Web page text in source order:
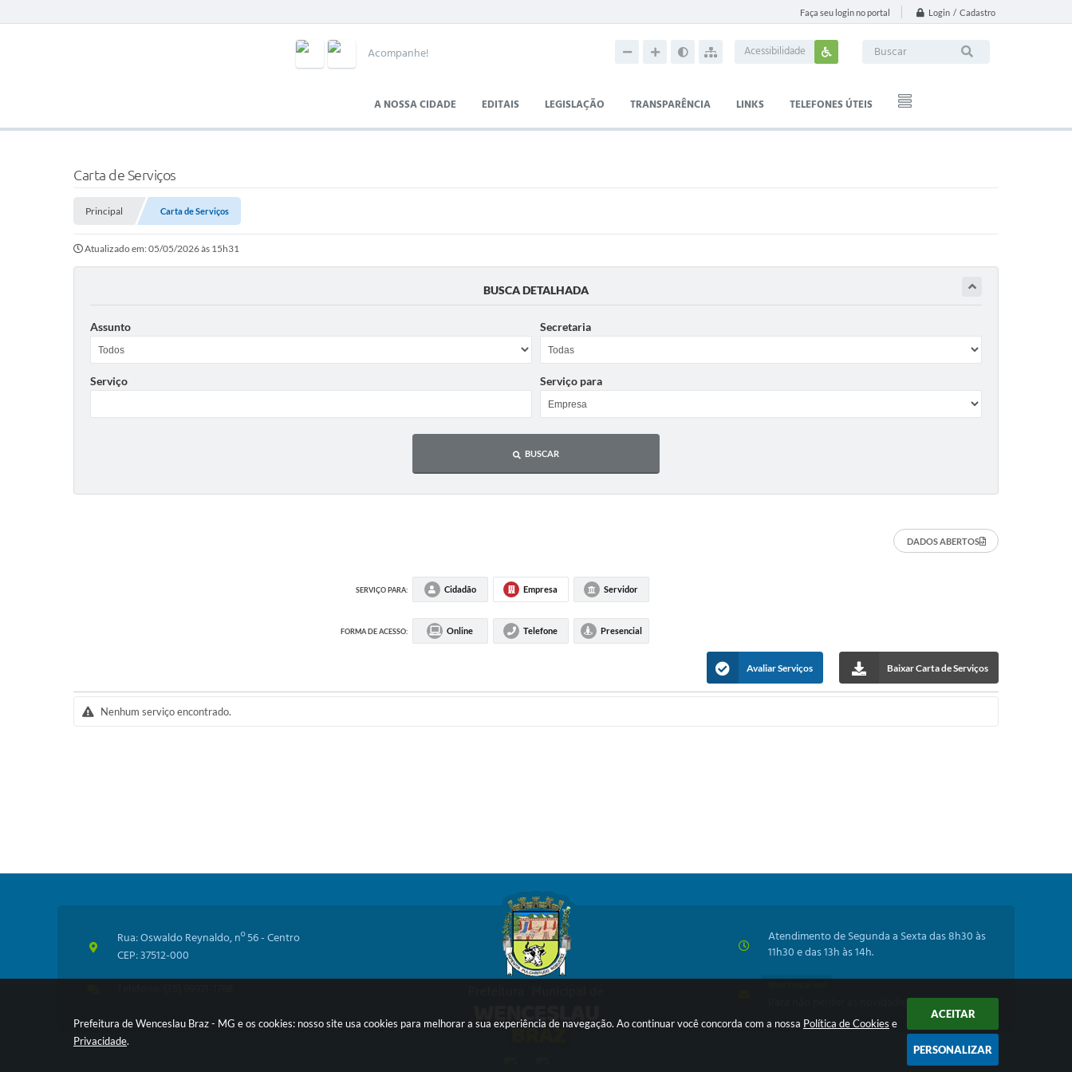
Prefeitura de Wenceslau Braz - MG e os cookies: nosso site usa cookies para melhorar a sua experiência de navegação. Ao continuar você concorda com a nossa Política de Cookies e
Privacidade.
ACEITAR
PERSONALIZAR
Faça seu login no portal Login / Cadastro
Acompanhe! Acessibilidade
A NOSSA CIDADE EDITAIS LEGISLAÇÃO TRANSPARÊNCIA LINKS TELEFONES ÚTEIS
Carta de Serviços
Principal Carta de Serviços
Atualizado em: 05/05/2026 às 15h31
BUSCA DETALHADA
Assunto Secretaria
Serviço Serviço para
BUSCAR
DADOS ABERTOS
SERVIÇO PARA: Cidadão Empresa Servidor
FORMA DE ACESSO: Online Telefone Presencial
Avaliar Serviços Baixar Carta de Serviços
Nenhum serviço encontrado.
Rua: Oswaldo Reynaldo, nº 56 - Centro
CEP: 37512-000
Atendimento de Segunda a Sexta das 8h30 às
11h30 e das 13h às 14h.
Para não perder as novidades da Prefeitura